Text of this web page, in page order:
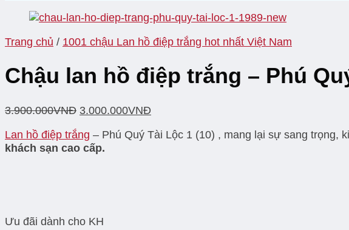
Trang chủ / 1001 chậu Lan hồ điệp trắng hot nhất Việt Nam
Chậu lan hồ điệp trắng – Phú
3.900.000VNĐ 3.000.000VNĐ
Lan hồ điệp trắng – Phú Quý Tài Lộc 1 (10) , mang lại sự sang trọng,
khách sạn cao cấp.
Ưu đãi dành cho KH